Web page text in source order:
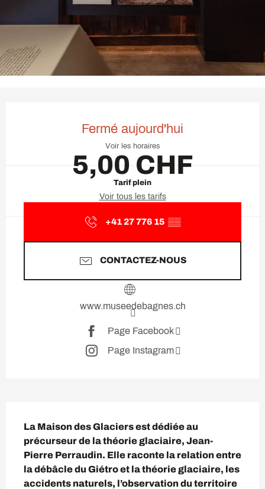
Fermé aujourd'hui
Voir les horaires
5,00 CHF
Tarif plein
Voir tous les tarifs
+41 27 776 15 ▒▒
CONTACTEZ-NOUS
www.museedebagnes.ch
Page Facebook
Page Instagram
La Maison des Glaciers est dédiée au
précurseur de la théorie glaciaire, Jean-
Pierre Perraudin. Elle raconte la relation entre
la débâcle du Giétro et la théorie glaciaire, les
accidents naturels, l’observation du territoire